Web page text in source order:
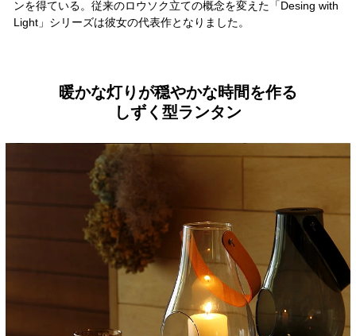
ンを得ている。従来のロウソク立ての概念を変えた「Desing with
Light」シリーズは彼女の代表作となりました。
暖かな灯りが穏やかな時間を作る
しずく型ランタン